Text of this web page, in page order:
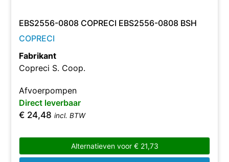
EBS2556-0808 COPRECI EBS2556-0808 BSH
COPRECI
Fabrikant
Copreci S. Coop.
Afvoerpompen
Direct leverbaar
€ 24,48 incl. BTW
Alternatieven voor €21,73